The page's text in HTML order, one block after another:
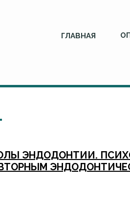
ГЛАВНАЯ
ЭНДОДОНТИИ.